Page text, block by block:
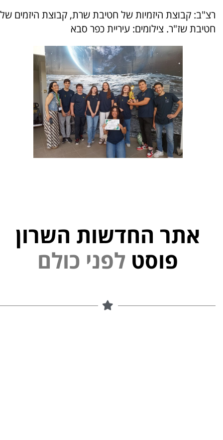
רצ"ב: קבוצת היזמיות של חטיבת שרת, קבוצת היזמים של
חטיבת שז"ר. צילומים: עיריית כפר סבא
אתר החדשות השרון
פוסט